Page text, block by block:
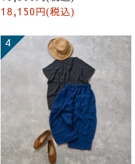
18,150円(税込)